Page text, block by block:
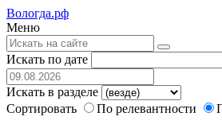
Вологда.рф
Меню
Искать по дате
Искать в разделе
Сортировать
По релевантности